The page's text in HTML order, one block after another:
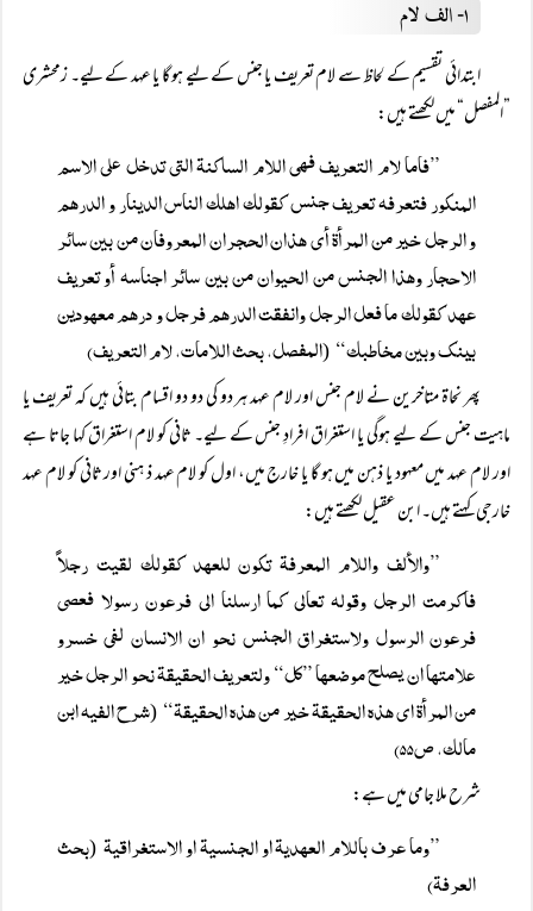
۱۔ الف لام
ابتدائی تقسیم کے لحاظ سے لام تعریف یا جنس کے لیے ہو گا یا عہد کے لیے۔ زمحشری
”المفصل“ میں لکھتے ہیں:
”فاما لام التعريف فهی اللام الساكنة التی تدخل على الاسم
المنكور فتعرفه تعريف جنس كقولك اھلك الناس الدینار و الدرهم
و الرجل خیر من المرأة أى هذان الحجران المعروفان من بين سائر
الاحجار وهذا الجنس من الحيوان من بين سائر اجناسه أو تعريف
عھد كقولك ما فعل الرجل وانفقت الدرهم فرجل و درهم معهودين
بینک وبين مخاطبك“ (المفصل، بحث اللامات، لام التعريف)
پھر نحاۃ متاخرین نے لام جنس اور لام عہد ہر دو کی دو دو اقسام بتائی ہیں کہ تعریف یا
ماہیت جنس کے لیے ہوگی یا استغراق افرادِ جنس کے لیے۔ ثانی کو لام استغراق کہا جاتا ہے
اور لام عہد میں معہود یا ذہن میں ہو گا یا خارج میں، اول کو لام عہد ذ ہنی اور ثانی کو لام عہد
خارجی کہتے ہیں۔ ابن عقیل لکھتے ہیں:
”والألف واللام المعرفة تكون للعهد كقولك لقيت رجلاً
فاكرمت الرجل وقوله تعالى کما ارسلنا الى فرعون رسولا فعصى
فرعون الرسول ولاستغراق الجنس نحو ان الانسان لفى خسرو
علامتها ان يصلح موضعها ”كل“ ولتعريف الحقيقة نحو الرجل خير
من المرأة اى هذه الحقيقة خير من هذه الحقيقة“ (شرح الفیہ ابن
مالك، ص۵۵)
شرح ملا جامی میں ہے:
”وما عرف باللام العهدية او الجنسية او الاستغراقية (بحث
العرفة)